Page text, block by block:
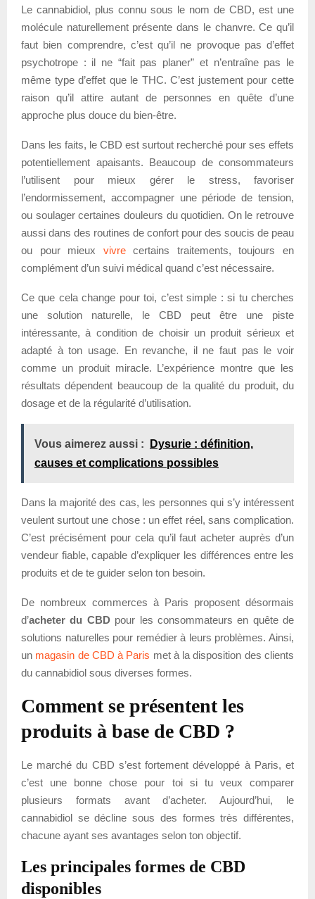
Le cannabidiol, plus connu sous le nom de CBD, est une
molécule naturellement présente dans le chanvre. Ce qu’il
faut bien comprendre, c’est qu’il ne provoque pas d’effet
psychotrope : il ne “fait pas planer” et n’entraîne pas le
même type d’effet que le THC. C’est justement pour cette
raison qu’il attire autant de personnes en quête d’une
approche plus douce du bien-être.
Dans les faits, le CBD est surtout recherché pour ses effets
potentiellement apaisants. Beaucoup de consommateurs
l’utilisent pour mieux gérer le stress, favoriser
l’endormissement, accompagner une période de tension,
ou soulager certaines douleurs du quotidien. On le retrouve
aussi dans des routines de confort pour des soucis de peau
ou pour mieux vivrecertains traitements, toujours en
complément d’un suivi médical quand c’est nécessaire.
Ce que cela change pour toi, c’est simple : si tu cherches
une solution naturelle, le CBD peut être une piste
intéressante, à condition de choisir un produit sérieux et
adapté à ton usage. En revanche, il ne faut pas le voir
comme un produit miracle. L’expérience montre que les
résultats dépendent beaucoup de la qualité du produit, du
dosage et de la régularité d’utilisation.
Vous aimerez aussi :
Dysurie : définition,
causes et complications possibles
Dans la majorité des cas, les personnes qui s’y intéressent
veulent surtout une chose : un effet réel, sans complication.
C’est précisément pour cela qu’il faut acheter auprès d’un
vendeur fiable, capable d’expliquer les différences entre les
produits et de te guider selon ton besoin.
De nombreux commerces à Paris proposent désormais
d’acheter du CBDpour les consommateurs en quête de
solutions naturelles pour remédier à leurs problèmes. Ainsi,
un magasin de CBD à Paris met à la disposition des clients
du cannabidiol sous diverses formes.
Comment se présentent les
produits à base de CBD ?
Le marché du CBD s’est fortement développé à Paris, et
c’est une bonne chose pour toi si tu veux comparer
plusieurs formats avant d’acheter. Aujourd’hui, le
cannabidiol se décline sous des formes très différentes,
chacune ayant ses avantages selon ton objectif.
Les principales formes de CBD
disponibles